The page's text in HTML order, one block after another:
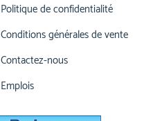
Politique de confidentialité
Conditions générales de vente
Contactez-nous
Emplois